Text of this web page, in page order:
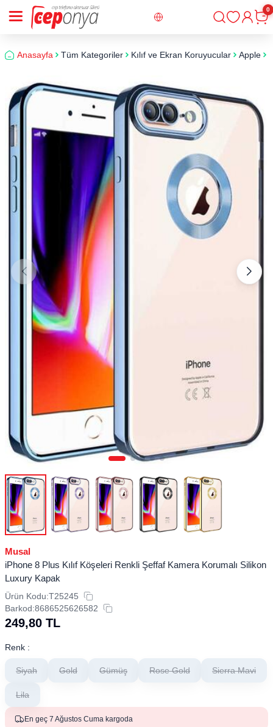
Giriş
0
Anasayfa Tüm Kategoriler Kılıf ve Ekran Koruyucular Apple
Musal
iPhone 8 Plus Kılıf Köşeleri Renkli Şeffaf Kamera Korumalı Silikon
Luxury Kapak
Ürün Kodu:T25245
Barkod:8686525626582
249,80 TL
Renk :
Siyah Gold Gümüş Rose Gold Sierra Mavi
Lila
En geç 7 Ağustos Cuma kargoda